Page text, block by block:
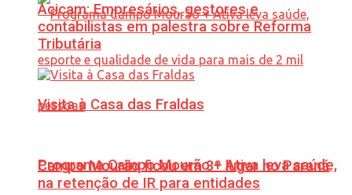
Programa Campo Mourão + Ativa leva saúde,
Acicam: Empresários, gestores e
contabilistas em palestra sobre Reforma
Tributária
Visita à Casa das Fraldas
Campo Mourão ficou em 3º lugar no Paraná
na retenção de IR para entidades